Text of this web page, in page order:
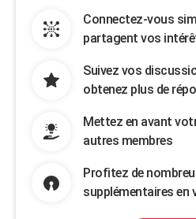
Connectez-vous
partagent vos
Suivez vos
obtenez plus de
Mettez en avant
autres membres
Profitez de
supplémentaires en